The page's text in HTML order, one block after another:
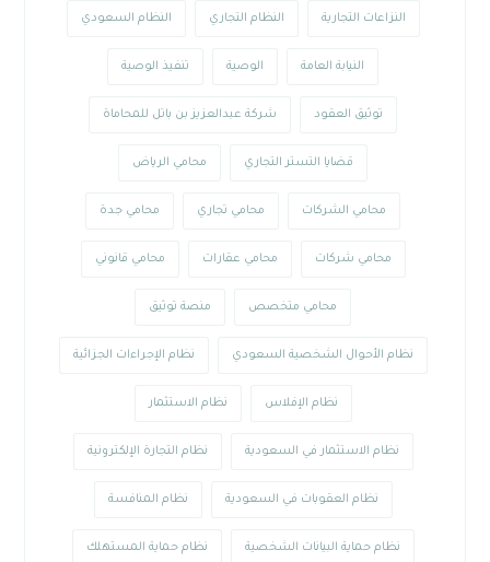
النزاعات التجارية النظام التجاري النظام السعودي
النيابة العامة الوصية تنفيذ الوصية
توثيق العقود شركة عبدالعزيز بن باتل للمحاماة
قضايا التستر التجاري محامي الرياض
محامي الشركات محامي تجاري محامي جدة
محامي شركات محامي عقارات محامي قانوني
محامي متخصص منصة توثيق
نظام الأحوال الشخصية السعودي نظام الإجراءات الجزائية
نظام الإفلاس نظام الاستثمار
نظام الاستثمار في السعودية نظام التجارة الإلكترونية
نظام العقوبات في السعودية نظام المنافسة
نظام حماية البيانات الشخصية نظام حماية المستهلك